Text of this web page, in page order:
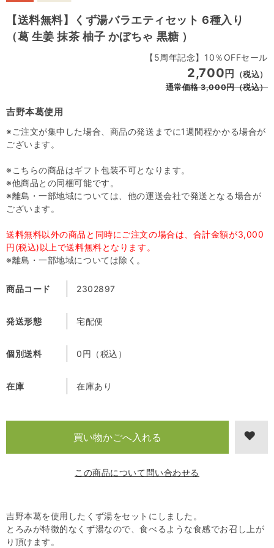
【送料無料】くず湯バラエティセット 6種入り
（葛 生姜 抹茶 柚子 かぼちゃ 黒糖 ）
吉野本葛使用
【5周年記念】10％OFFセール
2,700円
（税込）
通常価格3,000円（税込）
商品コード 2302897
発送形態 宅配便
個別送料 0円（税込）
在庫 在庫あり
この商品について問い合わせる
※ご注文が集中した場合、商品の発送までに1週間程かかる場合が
ございます。
※こちらの商品はギフト包装不可となります。
※他商品との同梱可能です。
※離島・一部地域については、他の運送会社で発送となる場合が
ございます。
送料無料以外の商品と同時にご注文の場合は、合計金額が3,000
円(税込)以上で送料無料となります。
※離島・一部地域については除く。
吉野本葛を使用したくず湯をセットにしました。
とろみが特徴的なくず湯なので、食べるような食感でお召し上が
り頂けます。